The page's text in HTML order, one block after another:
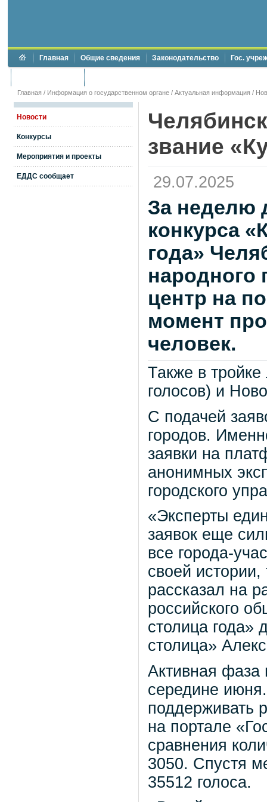
Главная Общие сведения Законодательство Гос.
Главная / Информация о государственном органе / Актуальная информация /
Новости
Конкурсы
Мероприятия и проекты
ЕДДС сообщает
звание
29.07.2025
За неделю
конкурса
года»
народного
центр на
момент
человек.
Также в
голосов) и
С подачей
городов.
заявки на
анонимных
городского
«Эксперты
заявок еще
все города-
своей
рассказал на
российского
столица года»
столица»
Активная фаза
середине
поддерживать
на портале
сравнения
3050. Спустя
35512 голоса.